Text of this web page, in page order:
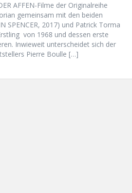
AFFEN-Filme der Originalreihe
gemeinsam mit den beiden
SPENCER, 2017) und Patrick Torma
von 1968 und dessen erste
Inwieweit unterscheidet sich der
Pierre Boulle […]